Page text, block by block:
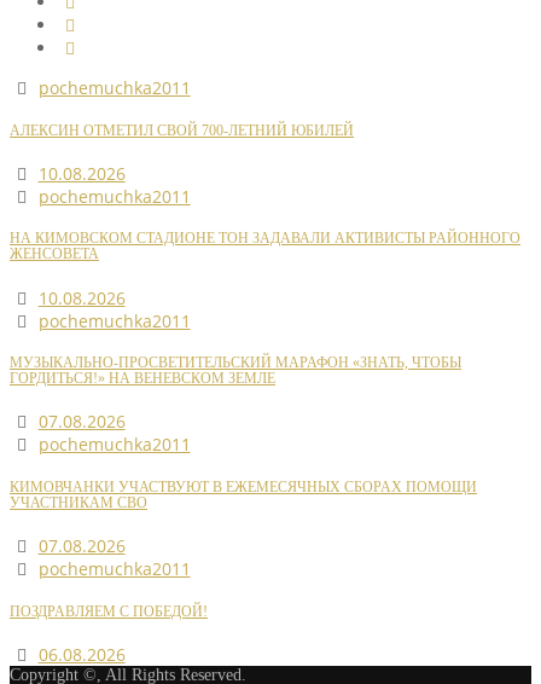
pochemuchka2011
АЛЕКСИН ОТМЕТИЛ СВОЙ 700-ЛЕТНИЙ ЮБИЛЕЙ
10.08.2026
pochemuchka2011
НА КИМОВСКОМ СТАДИОНЕ ТОН ЗАДАВАЛИ АКТИВИСТЫ РАЙОННОГО
ЖЕНСОВЕТА
10.08.2026
pochemuchka2011
МУЗЫКАЛЬНО-ПРОСВЕТИТЕЛЬСКИЙ МАРАФОН «ЗНАТЬ, ЧТОБЫ
ГОРДИТЬСЯ!» НА ВЕНЕВСКОМ ЗЕМЛЕ
07.08.2026
pochemuchka2011
КИМОВЧАНКИ УЧАСТВУЮТ В ЕЖЕМЕСЯЧНЫХ СБОРАХ ПОМОЩИ
УЧАСТНИКАМ СВО
07.08.2026
pochemuchka2011
ПОЗДРАВЛЯЕМ С ПОБЕДОЙ!
06.08.2026
Copyright ©, All Rights Reserved.